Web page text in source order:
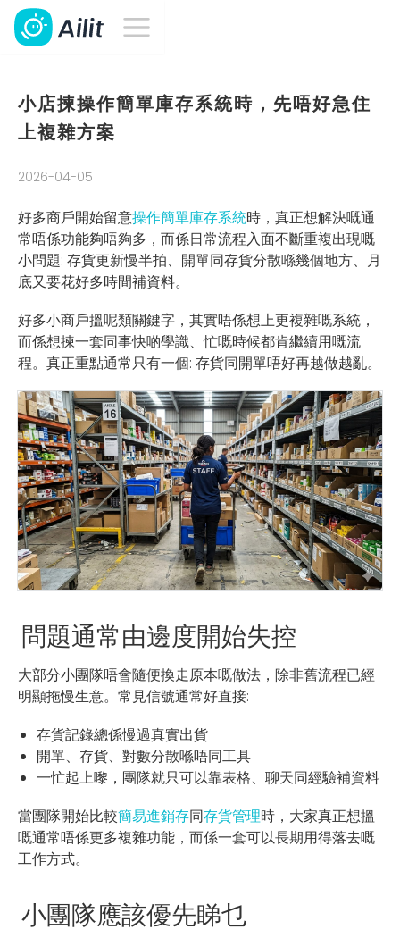
小店揀操作簡單庫存系統時，先唔好急住
上複雜方案
2026-04-05
好多商戶開始留意操作簡單庫存系統時，真正想解決嘅通
常唔係功能夠唔夠多，而係日常流程入面不斷重複出現嘅
小問題: 存貨更新慢半拍、開單同存貨分散喺幾個地方、月
底又要花好多時間補資料。
好多小商戶搵呢類關鍵字，其實唔係想上更複雜嘅系統，
而係想揀一套同事快啲學識、忙嘅時候都肯繼續用嘅流
程。真正重點通常只有一個: 存貨同開單唔好再越做越亂。
問題通常由邊度開始失控
大部分小團隊唔會隨便換走原本嘅做法，除非舊流程已經
明顯拖慢生意。常見信號通常好直接:
存貨記錄總係慢過真實出貨
開單、存貨、對數分散喺唔同工具
一忙起上嚟，團隊就只可以靠表格、聊天同經驗補資料
當團隊開始比較簡易進銷存同存貨管理時，大家真正想搵
嘅通常唔係更多複雜功能，而係一套可以長期用得落去嘅
工作方式。
小團隊應該優先睇乜